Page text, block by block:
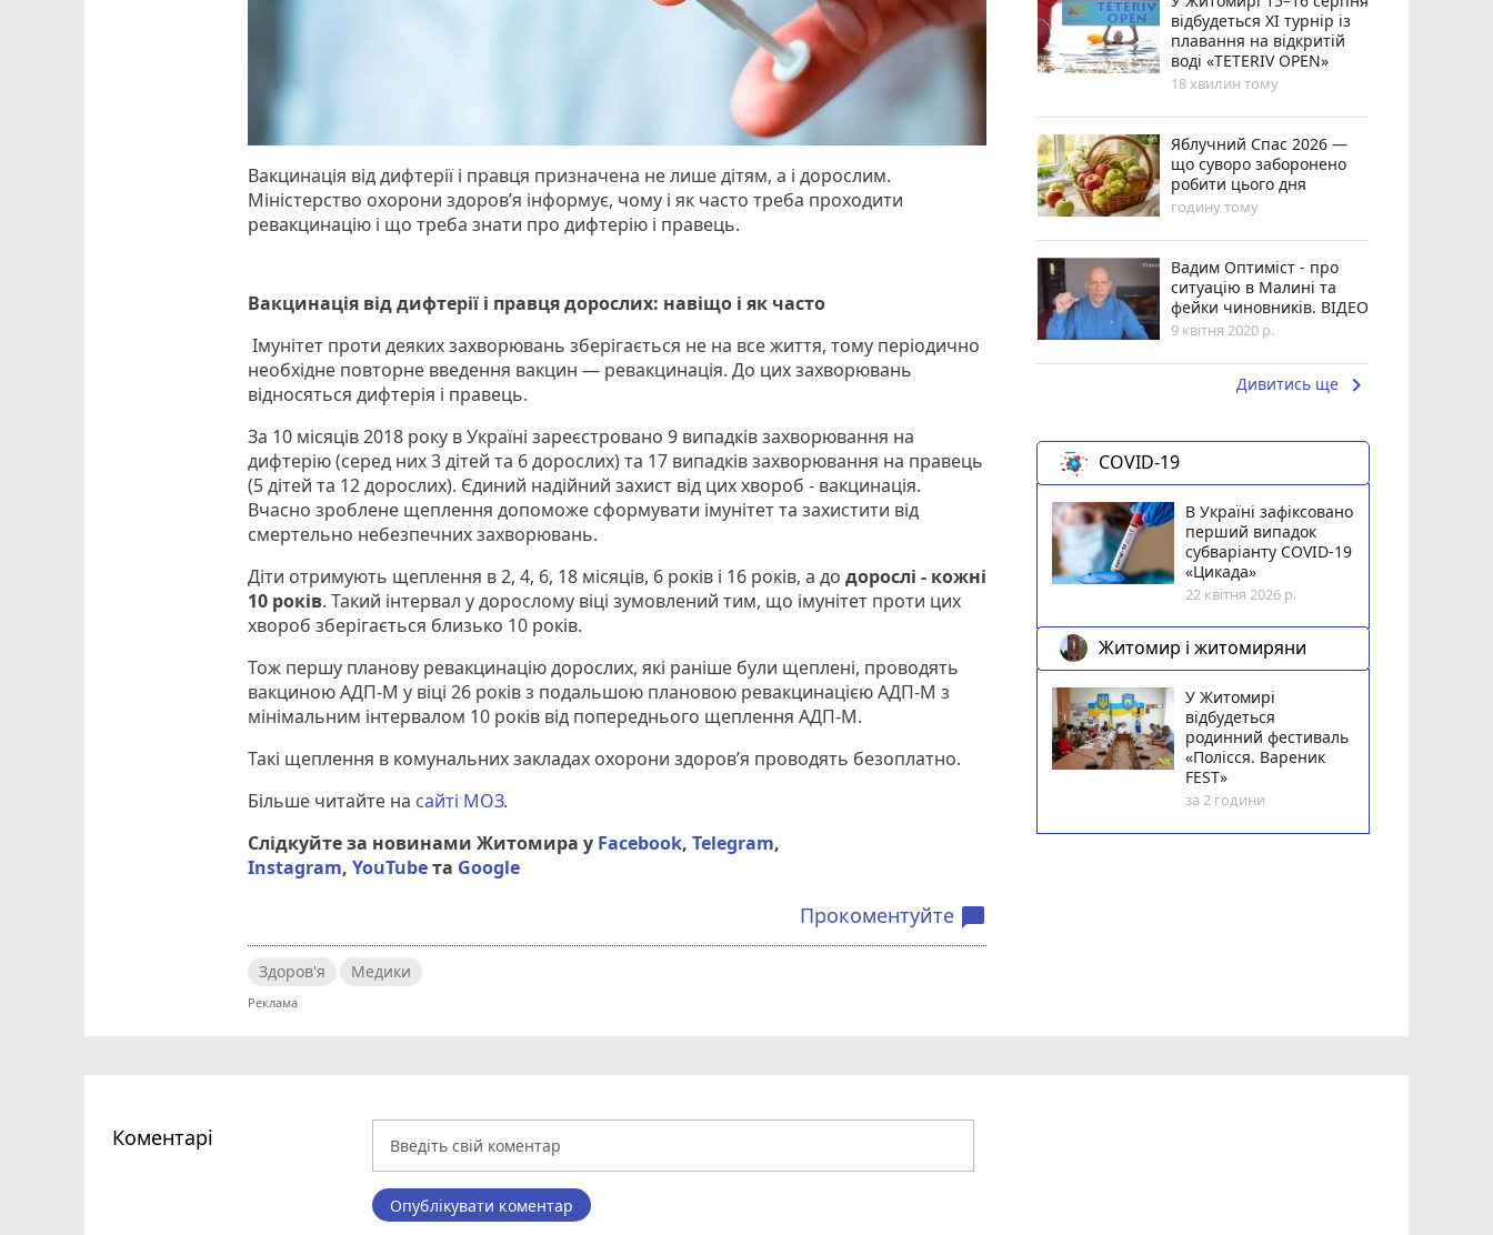
Вакцинація від дифтерії і правця призначена не лише дітям, а і дорослим.
Міністерство охорони здоров’я інформує, чому і як часто треба проходити
ревакцинацію і що треба знати про дифтерію і правець.
Вакцинація від дифтерії і правця дорослих: навіщо і як часто
Імунітет проти деяких захворювань зберігається не на все життя, тому періодично
необхідне повторне введення вакцин — ревакцинація. До цих захворювань
відносяться дифтерія і правець.
За 10 місяців 2018 року в Україні зареєстровано 9 випадків захворювання на
дифтерію (серед них 3 дітей та 6 дорослих) та 17 випадків захворювання на правець
(5 дітей та 12 дорослих). Єдиний надійний захист від цих хвороб - вакцинація.
Вчасно зроблене щеплення допоможе сформувати імунітет та захистити від
смертельно небезпечних захворювань.
Діти отримують щеплення в 2, 4, 6, 18 місяців, 6 років і 16 років, а додорослі - кожні
10 років. Такий інтервал у дорослому віці зумовлений тим, що імунітет проти цих
хвороб зберігається близько 10 років.
Тож першу планову ревакцинацію дорослих, які раніше були щеплені, проводять
вакциною АДП-М у віці 26 років з подальшою плановою ревакцинацією АДП-М з
мінімальним інтервалом 10 років від попереднього щеплення АДП-М.
Такі щеплення в комунальних закладах охорони здоров’я проводять безоплатно.
Більше читайте на сайті МОЗ.
Слідкуйте за новинами Житомира у Facebook,Telegram,
Instagram,YouTubeта Google
Прокоментуйте chat_bubble
Здоров'я Медики
відбудеться XI турнір із
плавання на відкритій
воді «TETERIV OPEN»
18 хвилин тому
Яблучний Спас 2026 —
що суворо заборонено
робити цього дня
годину тому
Вадим Оптиміст - про
ситуацію в Малині та
фейки чиновників. ВІДЕО
9 квітня 2020 р.
Дивитись ще keyboard_arrow_right
COVID-19
В Україні зафіксовано
перший випадок
субваріанту COVID-19
«Цикада»
22 квітня 2026 р.
Житомир і житомиряни
У Житомирі
відбудеться
родинний фестиваль
«Полісся. Вареник
FEST»
за 2 години
Коментарі
Опублікувати коментар